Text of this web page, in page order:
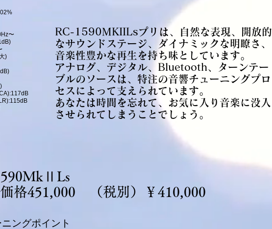
〜
)
RC-1590MKIILsプリは、自然な表現、開放的
なサウンドステージ、ダイナミックな明瞭さ、
音楽性豊かな再生を持ち味としています。
アナログ、デジタル、Bluetooth、ターンテー
ブルのソースは、特注の音響チューニングプロ
セスによって支えられています。
あなたは時間を忘れて、お気に入り音楽に没入
させられてしまうことでしょう。
格451,000 （税別）￥410,000
ングポイント